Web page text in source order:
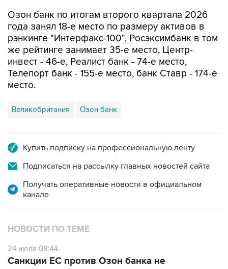
Озон банк по итогам второго квартала 2026
года занял 18-е место по размеру активов в
рэнкинге "Интерфакс-100", Росэксимбанк в том
же рейтинге занимает 35-е место, Центр-
инвест - 46-е, Реалист банк - 74-е место,
Телепорт банк - 155-е место, банк Ставр - 174-е
место.
Великобритания Озон банк
Купить подписку на профессиональную ленту
Подписаться на рассылку главных новостей сайта
Получать оперативные новости в официальном
канале
НОВОСТИ ПО ТЕМЕ
24 июля 08:44
Санкции ЕС против Озон банка не